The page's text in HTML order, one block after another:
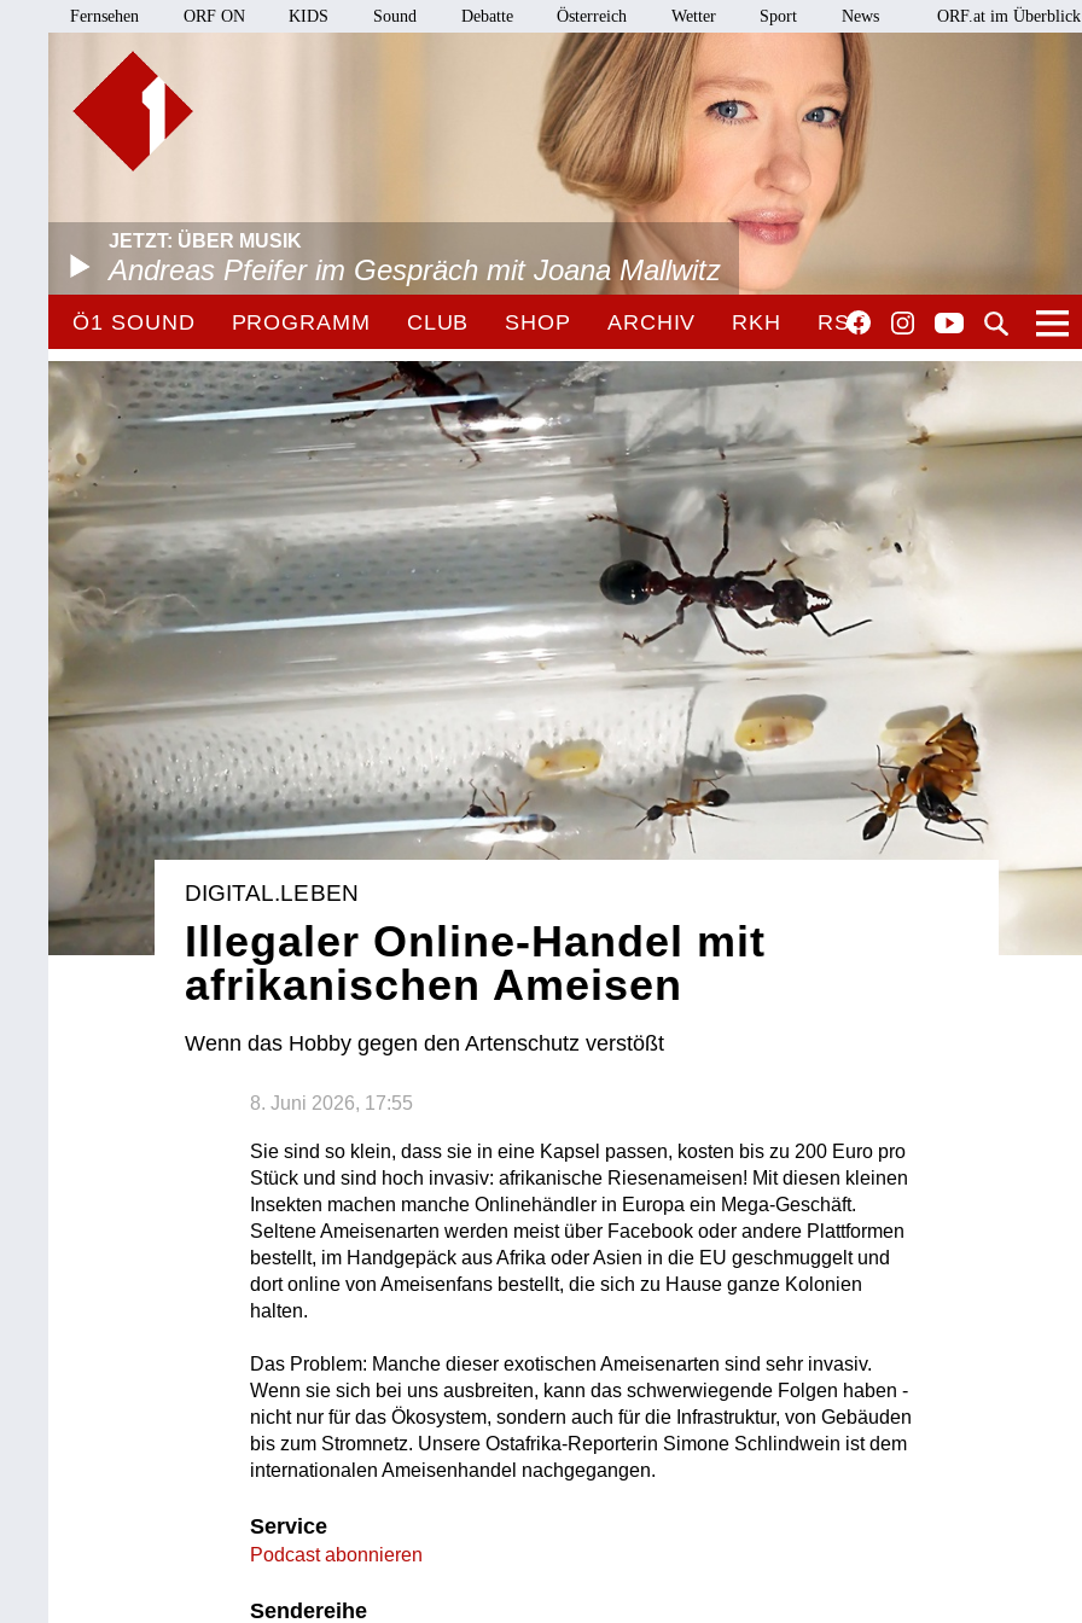
Fernsehen ORF ON KIDS Sound Debatte Österreich Wetter Sport News ORF.at im Überblick
JETZT: ÜBER MUSIK
Andreas Pfeifer im Gespräch mit Joana Mallwitz
Ö1 SOUND PROGRAMM CLUB SHOP ARCHIV RKH RSO
DIGITAL.LEBEN
Illegaler Online-Handel mit
afrikanischen Ameisen
Wenn das Hobby gegen den Artenschutz verstößt
8. Juni 2026, 17:55
Sie sind so klein, dass sie in eine Kapsel passen, kosten bis zu 200 Euro pro
Stück und sind hoch invasiv: afrikanische Riesenameisen! Mit diesen kleinen
Insekten machen manche Onlinehändler in Europa ein Mega-Geschäft.
Seltene Ameisenarten werden meist über Facebook oder andere Plattformen
bestellt, im Handgepäck aus Afrika oder Asien in die EU geschmuggelt und
dort online von Ameisenfans bestellt, die sich zu Hause ganze Kolonien
halten.
Das Problem: Manche dieser exotischen Ameisenarten sind sehr invasiv.
Wenn sie sich bei uns ausbreiten, kann das schwerwiegende Folgen haben -
nicht nur für das Ökosystem, sondern auch für die Infrastruktur, von Gebäuden
bis zum Stromnetz. Unsere Ostafrika-Reporterin Simone Schlindwein ist dem
internationalen Ameisenhandel nachgegangen.
Service
Podcast abonnieren
Sendereihe